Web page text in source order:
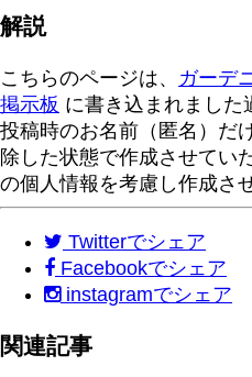
解説
こちらのページは、 ガーデ
掲示板 に書き込まれました
投稿時のお名前（匿名）だ
除した状態で作成させてい
の個人情報を考慮し作成さ
Twitterでシェア
Facebookでシェア
instagramでシェア
関連記事